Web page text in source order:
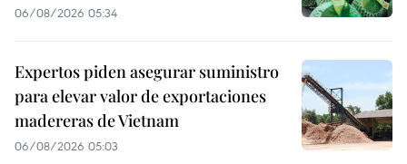
06/08/2026 05:34
Expertos piden asegurar suministro
para elevar valor de exportaciones
madereras de Vietnam
06/08/2026 05:03